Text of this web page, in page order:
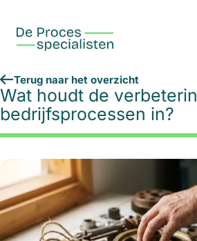
Terug naar het overzicht
Wat houdt de
bedrijfsprocessen in?